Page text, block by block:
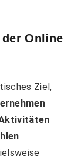
Online
Ziel,